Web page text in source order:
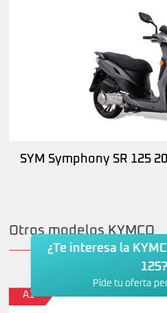
SYM Symphony SR 125
Otros modelos KYMCO
A1
¿Te interesa la
125?
Pide tu oferta